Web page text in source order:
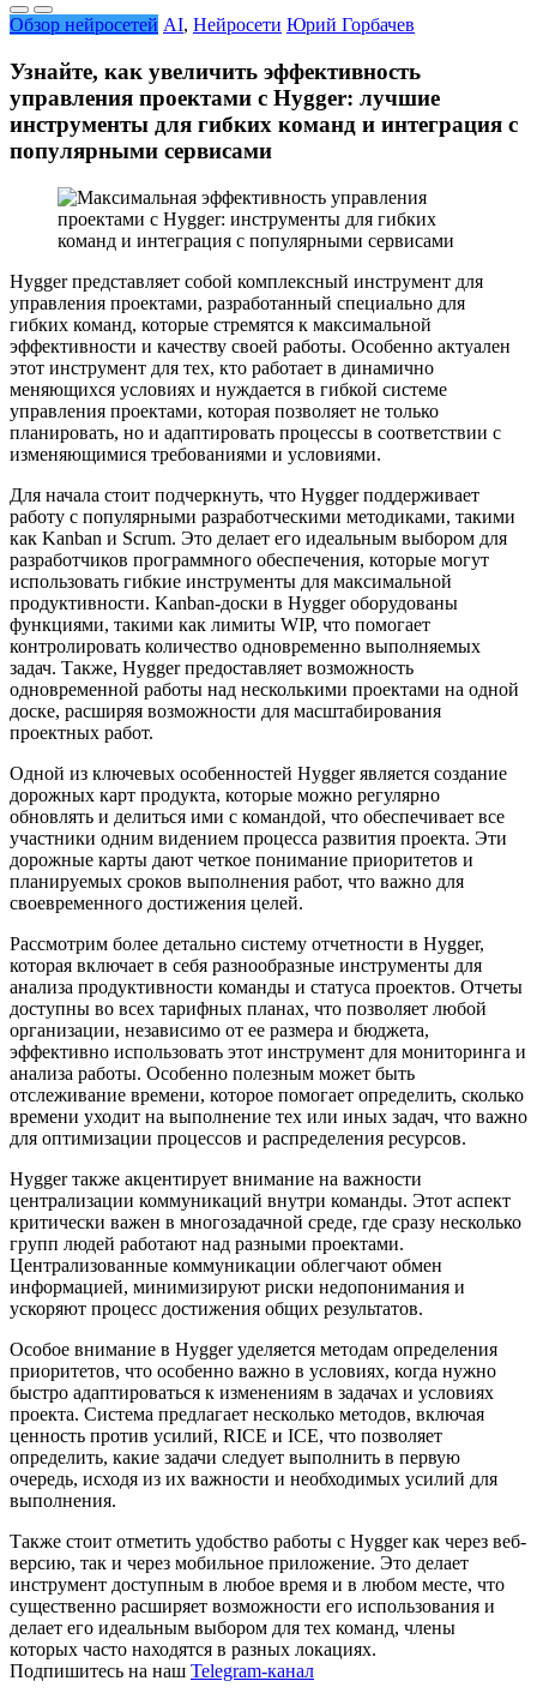
Обзор нейросетей AI, Нейросети Юрий Горбачев
Узнайте, как увеличить эффективность
управления проектами с Hygger: лучшие
инструменты для гибких команд и интеграция с
популярными сервисами
Hygger представляет собой комплексный инструмент для
управления проектами, разработанный специально для
гибких команд, которые стремятся к максимальной
эффективности и качеству своей работы. Особенно актуален
этот инструмент для тех, кто работает в динамично
меняющихся условиях и нуждается в гибкой системе
управления проектами, которая позволяет не только
планировать, но и адаптировать процессы в соответствии с
изменяющимися требованиями и условиями.
Для начала стоит подчеркнуть, что Hygger поддерживает
работу с популярными разработческими методиками, такими
как Kanban и Scrum. Это делает его идеальным выбором для
разработчиков программного обеспечения, которые могут
использовать гибкие инструменты для максимальной
продуктивности. Kanban-доски в Hygger оборудованы
функциями, такими как лимиты WIP, что помогает
контролировать количество одновременно выполняемых
задач. Также, Hygger предоставляет возможность
одновременной работы над несколькими проектами на одной
доске, расширяя возможности для масштабирования
проектных работ.
Одной из ключевых особенностей Hygger является создание
дорожных карт продукта, которые можно регулярно
обновлять и делиться ими с командой, что обеспечивает все
участники одним видением процесса развития проекта. Эти
дорожные карты дают четкое понимание приоритетов и
планируемых сроков выполнения работ, что важно для
своевременного достижения целей.
Рассмотрим более детально систему отчетности в Hygger,
которая включает в себя разнообразные инструменты для
анализа продуктивности команды и статуса проектов. Отчеты
доступны во всех тарифных планах, что позволяет любой
организации, независимо от ее размера и бюджета,
эффективно использовать этот инструмент для мониторинга и
анализа работы. Особенно полезным может быть
отслеживание времени, которое помогает определить, сколько
времени уходит на выполнение тех или иных задач, что важно
для оптимизации процессов и распределения ресурсов.
Hygger также акцентирует внимание на важности
централизации коммуникаций внутри команды. Этот аспект
критически важен в многозадачной среде, где сразу несколько
групп людей работают над разными проектами.
Централизованные коммуникации облегчают обмен
информацией, минимизируют риски недопонимания и
ускоряют процесс достижения общих результатов.
Особое внимание в Hygger уделяется методам определения
приоритетов, что особенно важно в условиях, когда нужно
быстро адаптироваться к изменениям в задачах и условиях
проекта. Система предлагает несколько методов, включая
ценность против усилий, RICE и ICE, что позволяет
определить, какие задачи следует выполнить в первую
очередь, исходя из их важности и необходимых усилий для
выполнения.
Также стоит отметить удобство работы с Hygger как через веб-
версию, так и через мобильное приложение. Это делает
инструмент доступным в любое время и в любом месте, что
существенно расширяет возможности его использования и
делает его идеальным выбором для тех команд, члены
которых часто находятся в разных локациях.
Подпишитесь на наш Telegram-канал